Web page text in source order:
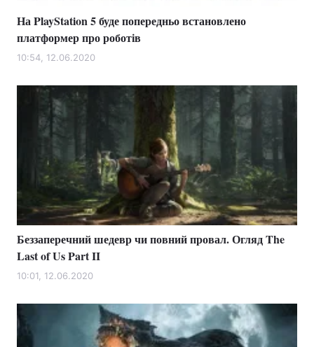
На PlayStation 5 буде попередньо встановлено
платформер про роботів
10:54, 12.06.2020
Беззаперечний шедевр чи повний провал. Огляд The
Last of Us Part II
10:01, 12.06.2020